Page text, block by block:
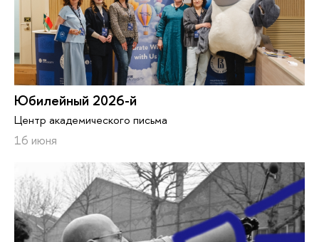
Юбилейный 2026-й
Центр академического письма
16 июня